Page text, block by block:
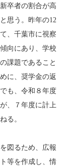
卒者の割合が高
思う。昨年の12
、千葉市に視察
向にあり、学校
課題であること
に、奨学金の返
も、令和８年度
、７年度に計上
る。
図るため、広報
等を作成し、情